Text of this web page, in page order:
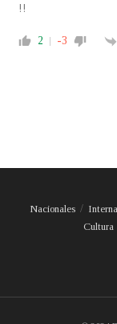
!!
2 -3
Nacionales
Cultura